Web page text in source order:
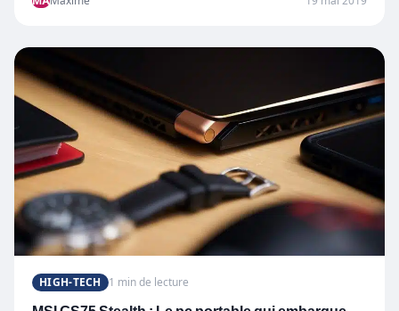
HIGH-TECH 1 min de lecture